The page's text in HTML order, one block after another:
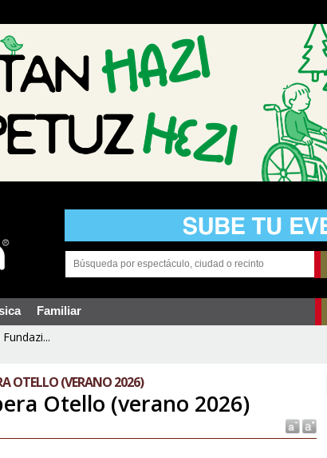
Familiar
OTELLO (VERANO 2026)
Otello (verano 2026)